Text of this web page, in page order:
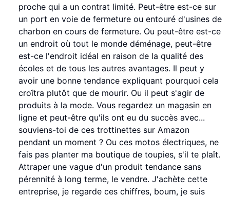
proche qui a un contrat limité. Peut-être est-ce sur
un port en voie de fermeture ou entouré d'usines de
charbon en cours de fermeture. Ou peut-être est-ce
un endroit où tout le monde déménage, peut-être
est-ce l'endroit idéal en raison de la qualité des
écoles et de tous les autres avantages. Il peut y
avoir une bonne tendance expliquant pourquoi cela
croîtra plutôt que de mourir. Ou il peut s'agir de
produits à la mode. Vous regardez un magasin en
ligne et peut-être qu'ils ont eu du succès avec...
souviens-toi de ces trottinettes sur Amazon
pendant un moment ? Ou ces motos électriques, ne
fais pas planter ma boutique de toupies, s'il te plaît.
Attraper une vague d'un produit tendance sans
pérennité à long terme, le vendre. J'achète cette
entreprise, je regarde ces chiffres, boum, je suis